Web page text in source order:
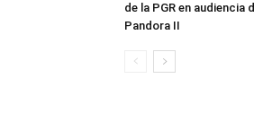
de la PGR en audiencia
Pandora II